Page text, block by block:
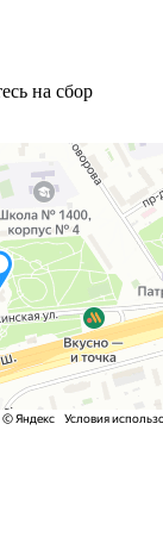
на сбор